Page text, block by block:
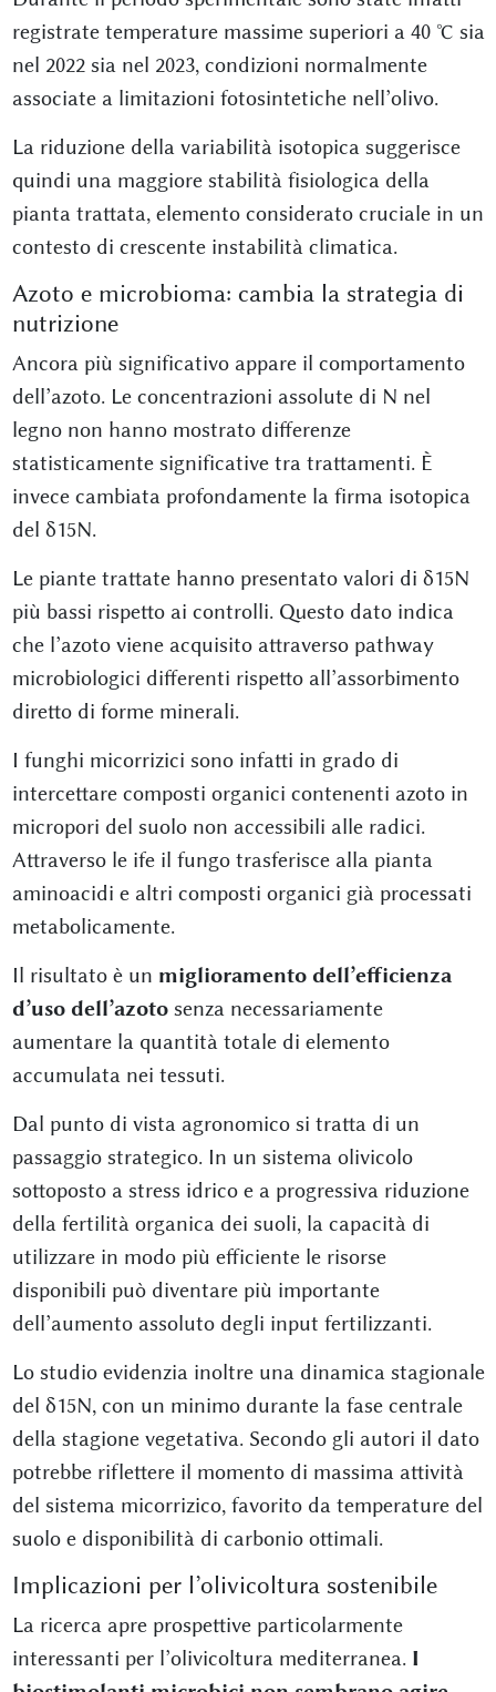
registrate temperature massime superiori a 40 °C sia
nel 2022 sia nel 2023, condizioni normalmente
associate a limitazioni fotosintetiche nell’olivo.
La riduzione della variabilità isotopica suggerisce
quindi una maggiore stabilità fisiologica della
pianta trattata, elemento considerato cruciale in un
contesto di crescente instabilità climatica.
Azoto e microbioma: cambia la strategia di
nutrizione
Ancora più significativo appare il comportamento
dell’azoto. Le concentrazioni assolute di N nel
legno non hanno mostrato differenze
statisticamente significative tra trattamenti. È
invece cambiata profondamente la firma isotopica
del δ15N.
Le piante trattate hanno presentato valori di δ15N
più bassi rispetto ai controlli. Questo dato indica
che l’azoto viene acquisito attraverso pathway
microbiologici differenti rispetto all’assorbimento
diretto di forme minerali.
I funghi micorrizici sono infatti in grado di
intercettare composti organici contenenti azoto in
micropori del suolo non accessibili alle radici.
Attraverso le ife il fungo trasferisce alla pianta
aminoacidi e altri composti organici già processati
metabolicamente.
Il risultato è un miglioramento dell’efficienza
d’uso dell’azotosenza necessariamente
aumentare la quantità totale di elemento
accumulata nei tessuti.
Dal punto di vista agronomico si tratta di un
passaggio strategico. In un sistema olivicolo
sottoposto a stress idrico e a progressiva riduzione
della fertilità organica dei suoli, la capacità di
utilizzare in modo più efficiente le risorse
disponibili può diventare più importante
dell’aumento assoluto degli input fertilizzanti.
Lo studio evidenzia inoltre una dinamica stagionale
del δ15N, con un minimo durante la fase centrale
della stagione vegetativa. Secondo gli autori il dato
potrebbe riflettere il momento di massima attività
del sistema micorrizico, favorito da temperature del
suolo e disponibilità di carbonio ottimali.
Implicazioni per l’olivicoltura sostenibile
La ricerca apre prospettive particolarmente
interessanti per l’olivicoltura mediterranea. I